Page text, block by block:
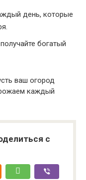
день, которые
богатый
ваш огород
каждый
с